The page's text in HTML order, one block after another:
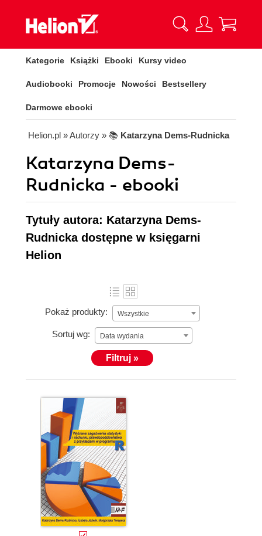
Kategorie Książki Ebooki Kursy video
Audiobooki Promocje Nowości Bestsellery
Darmowe ebooki
Helion.pl » Autorzy » 📚 Katarzyna Dems-Rudnicka
Katarzyna Dems-
Rudnicka - ebooki
Tytuły autora: Katarzyna Dems-
Rudnicka dostępne w księgarni
Helion
Pokaż produkty: Wszystkie
Sortuj wg: Data wydania
Filtruj »